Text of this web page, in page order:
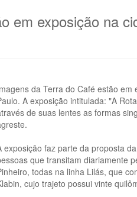
em exposição na
da Terra do Café estão
A exposição intitulada: "A
de suas lentes as formas
exposição faz parte da proposta
que transitam diariamente
todas na linha Lilás, que
cujo trajeto possui vinte